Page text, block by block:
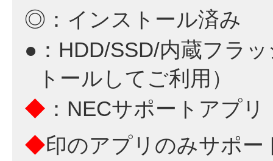
◎：インストール済み
●：HDD/SSD/内蔵フラ
トールしてご利用）
◆ ：NECサポートアプリ
◆印のアプリのみサポ